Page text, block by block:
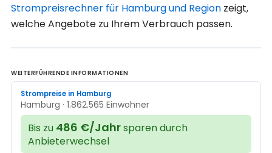
Strompreisrechner für Hamburg und Region zeigt,
welche Angebote zu Ihrem Verbrauch passen.
WEITERFÜHRENDE INFORMATIONEN
Strompreise in Hamburg
Hamburg · 1.862.565 Einwohner
Bis zu 486 €/Jahrsparen durch
Anbieterwechsel